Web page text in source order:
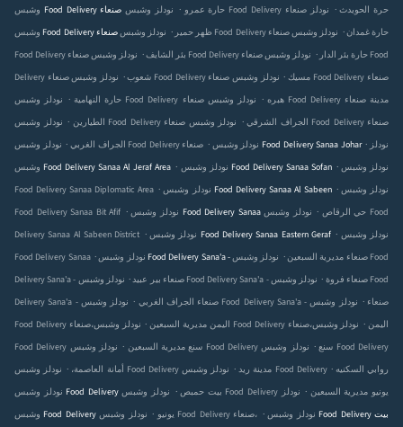
وشبس Food Delivery صنعاء‎ حارة عمرو . نودلز وشبس Food Delivery صنعاء‎ حرة الحويدث . نودلز
وشبس Food Delivery صنعاء‎ ظهر حمير . نودلز وشبس Food Delivery صنعاء‎ حارة غمدان. نودلز وشبس
Food Delivery صنعاء‎ بئر الشايف. نودلز وشبس Food Delivery صنعاء‎ حارة بئر الدار . نودلز وشبس Food
Delivery صنعاء‎ شعوب. نودلز وشبس Food Delivery صنعاء‎ مسيك . نودلز وشبس Food Delivery صنعاء‎
حارة النهامية . نودلز وشبس Food Delivery صنعاء‎ هبره . نودلز وشبس Food Delivery صنعاء‎ مدينة
الطيارين . نودلز وشبس Food Delivery صنعاء‎ الجراف الشرقي . نودلز وشبس Food Delivery صنعاء‎
الجراف الغربي . . نودلز وشبس Food Delivery Sanaa Johar . نودلز
وشبس Food Delivery Sanaa Al Jeraf Area . نودلز وشبس Food Delivery Sanaa Sofan . نودلز وشبس
Food Delivery Sanaa Diplomatic Area . نودلز وشبس Food Delivery Sanaa Al Sabeen . نودلز وشبس
Food Delivery Sanaa Bit Afif . نودلز وشبس Food Delivery Sanaa حي الرقاص . نودلز وشبس Food
Delivery Sanaa Al Sabeen District . نودلز وشبس Food Delivery Sanaa Eastern Geraf . نودلز وشبس
Food Delivery Sanaa . نودلز وشبس Food Delivery Sana'a - صنعاء مديرية السبعين. نودلز وشبس Food
Delivery Sana'a - صنعاء بير عبيد. نودلز وشبس Food Delivery Sana'a - صنعاء فروة . نودلز وشبس Food
Delivery Sana'a - صنعاء الجراف الغربي . نودلز وشبس Food Delivery Sana'a - صنعاء . نودلز وشبس
Food Delivery صنعاء‎،اليمن مديرية السبعين . نودلز وشبس Food Delivery صنعاء‎،اليمن . نودلز وشبس
Food Delivery سنع مديرية السبعين . نودلز وشبس Food Delivery سنع . نودلز وشبس Food Delivery
أمانة العاصمة، . نودلز وشبس Food Delivery مدينة ريد . نودلز وشبس Food Delivery روابي السكنيه .
نودلز وشبس Food Delivery بيت حمبص . نودلز وشبس Food Delivery يونيو مديرية السبعين . نودلز
وشبس Food Delivery يونيو . نودلز وشبس Food Delivery صنعاء‎، . نودلز وشبس Food Delivery بيت